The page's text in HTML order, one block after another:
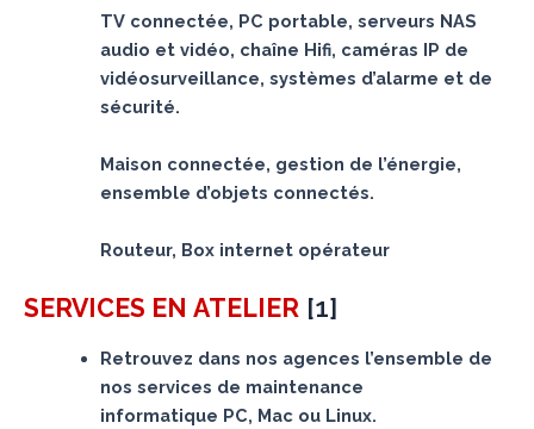
TV connectée, PC portable, serveurs NAS
audio et vidéo, chaîne Hifi, caméras IP de
vidéosurveillance, systèmes d’alarme et de
sécurité.
Maison connectée, gestion de l’énergie,
ensemble d’objets connectés.
Routeur, Box internet opérateur
SERVICES EN ATELIER [1]
Retrouvez dans nos agences l’ensemble de
nos services de maintenance
informatique PC, Mac ou Linux.